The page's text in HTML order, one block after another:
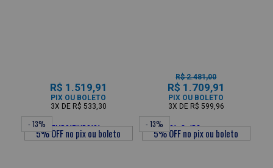
R$ 1.519,91
PIX OU BOLETO
3X DE R$ 533,30
R$ 2.481,00
R$ 1.709,91
PIX OU BOLETO
3X DE R$ 599,96
- 13% - 13%